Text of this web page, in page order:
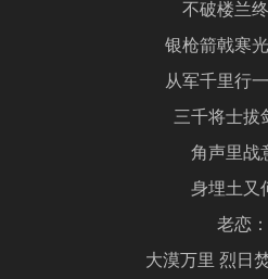
不破楼兰
银枪箭戟寒
从军千里行
三千将士拔
角声里战
身埋土又
老恋：
大漠万里 烈日